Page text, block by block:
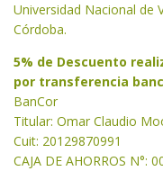
Universidad Nacional de
Córdoba.
5% de Descuento
por transferencia
BanCor
Titular: Omar Claudio
Cuit: 20129870991
CAJA DE AHORROS N°: